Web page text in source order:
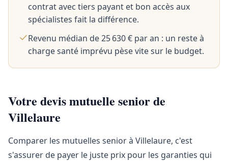
contrat avec tiers payant et bon accès aux
spécialistes fait la différence.
Revenu médian de 25 630 € par an : un reste à
charge santé imprévu pèse vite sur le budget.
Votre devis mutuelle senior de
Villelaure
Comparer les mutuelles senior à Villelaure, c'est
s'assurer de payer le juste prix pour les garanties qui